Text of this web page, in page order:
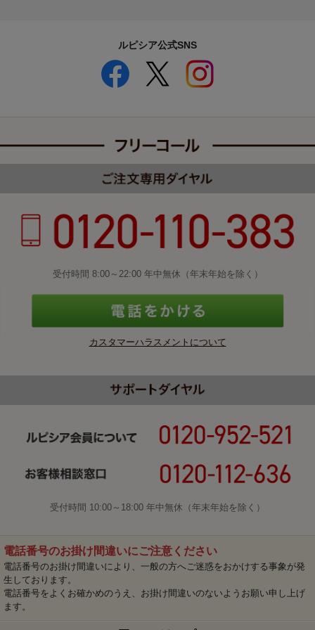
ルピシア公式SNS
受付時間 8:00～22:00 年中無休（年末年始を除く）
カスタマーハラスメントについて
受付時間 10:00～18:00 年中無休（年末年始を除く）
電話番号のお掛け間違いにご注意ください
電話番号のお掛け間違いにより、一般の方へご迷惑をおかけする事象が発
生しております。
電話番号をよくお確かめのうえ、お掛け間違いのないようお願い申し上げ
ます。